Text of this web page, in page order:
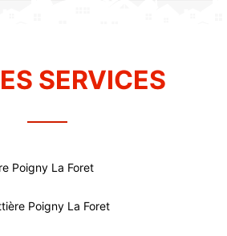
SERVICES
Poigny La Foret
Poigny La Foret